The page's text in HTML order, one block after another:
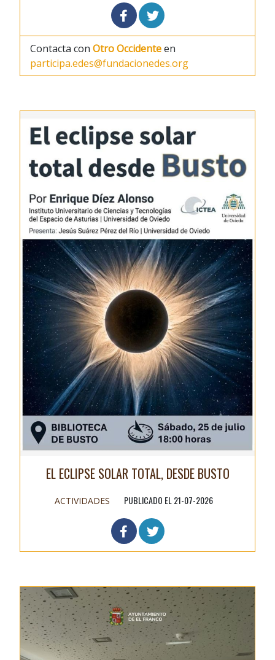
Contacta con Otro Occidenteen
participa.edes@fundacionedes.org
EL ECLIPSE SOLAR TOTAL, DESDE BUSTO
ACTIVIDADES PUBLICADO EL 21-07-2026